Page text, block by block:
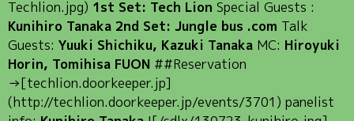
Techlion.jpg) 1st Set: Tech Lion Special Guests :
Kunihiro Tanaka 2nd Set: Jungle bus .com Talk
Guests: Yuuki Shichiku, Kazuki TanakaMC: Hiroyuki
Horin, Tomihisa FUON##Reservation
→[techlion.doorkeeper.jp]
(http://techlion.doorkeeper.jp/events/3701) panelist